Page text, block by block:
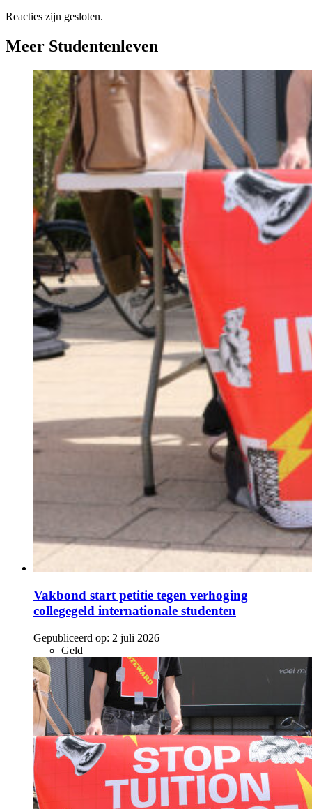
Reacties zijn gesloten.
Meer Studentenleven
Vakbond start petitie tegen verhoging
collegegeld internationale studenten
Gepubliceerd op: 2 juli 2026
Geld